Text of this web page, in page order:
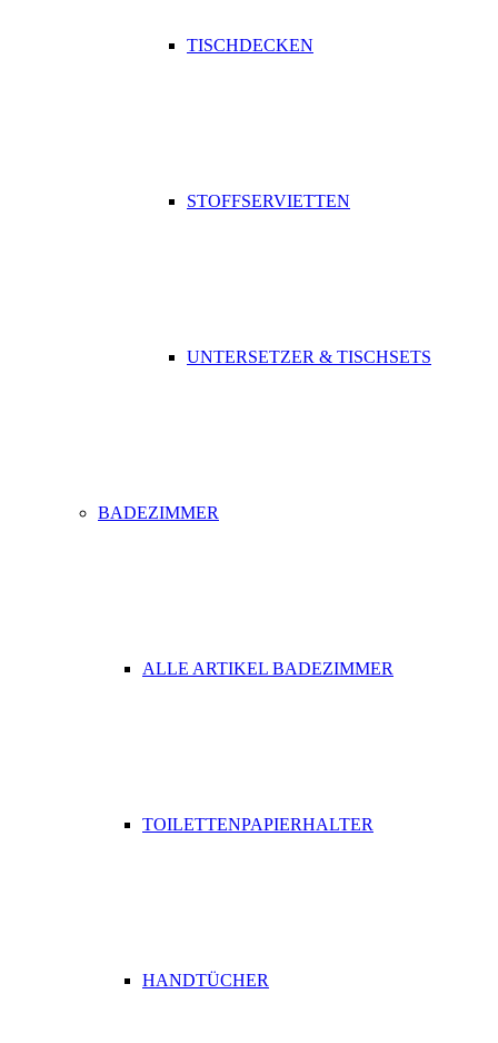
TISCHDECKEN
STOFFSERVIETTEN
UNTERSETZER & TISCHSETS
BADEZIMMER
ALLE ARTIKEL BADEZIMMER
TOILETTENPAPIERHALTER
HANDTÜCHER